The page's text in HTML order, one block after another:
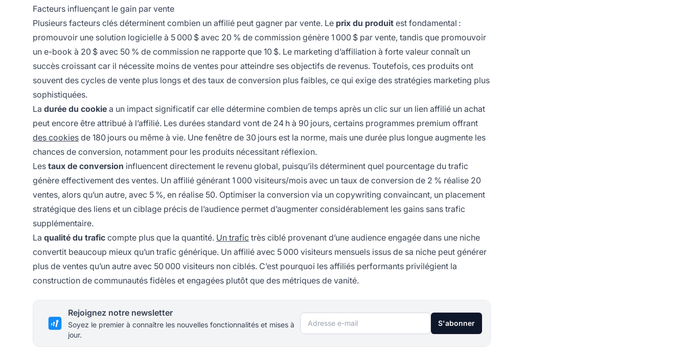
Facteurs influençant le gain par vente
Plusieurs facteurs clés déterminent combien un affilié peut gagner par vente. Le prix du produit est fondamental :
promouvoir une solution logicielle à 5 000 $ avec 20 % de commission génère 1 000 $ par vente, tandis que promouvoir
un e-book à 20 $ avec 50 % de commission ne rapporte que 10 $. Le marketing d’affiliation à forte valeur connaît un
succès croissant car il nécessite moins de ventes pour atteindre ses objectifs de revenus. Toutefois, ces produits ont
souvent des cycles de vente plus longs et des taux de conversion plus faibles, ce qui exige des stratégies marketing plus
sophistiquées.
La durée du cookie a un impact significatif car elle détermine combien de temps après un clic sur un lien affilié un achat
peut encore être attribué à l’affilié. Les durées standard vont de 24 h à 90 jours, certains programmes premium offrant
des cookies de 180 jours ou même à vie. Une fenêtre de 30 jours est la norme, mais une durée plus longue augmente les
chances de conversion, notamment pour les produits nécessitant réflexion.
Les taux de conversion influencent directement le revenu global, puisqu’ils déterminent quel pourcentage du trafic
génère effectivement des ventes. Un affilié générant 1 000 visiteurs/mois avec un taux de conversion de 2 % réalise 20
ventes, alors qu’un autre, avec 5 %, en réalise 50. Optimiser la conversion via un copywriting convaincant, un placement
stratégique des liens et un ciblage précis de l’audience permet d’augmenter considérablement les gains sans trafic
supplémentaire.
La qualité du trafic compte plus que la quantité. Un trafic très ciblé provenant d’une audience engagée dans une niche
convertit beaucoup mieux qu’un trafic générique. Un affilié avec 5 000 visiteurs mensuels issus de sa niche peut générer
plus de ventes qu’un autre avec 50 000 visiteurs non ciblés. C’est pourquoi les affiliés performants privilégient la
construction de communautés fidèles et engagées plutôt que des métriques de vanité.
Rejoignez notre newsletter
Soyez le premier à connaître les nouvelles fonctionnalités et mises à
jour.
Adresse e-mail S'abonner